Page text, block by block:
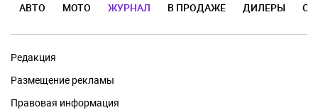
АВТО МОТО ЖУРНАЛ В ПРОДАЖЕ ДИЛЕРЫ
Редакция
Размещение рекламы
Правовая информация